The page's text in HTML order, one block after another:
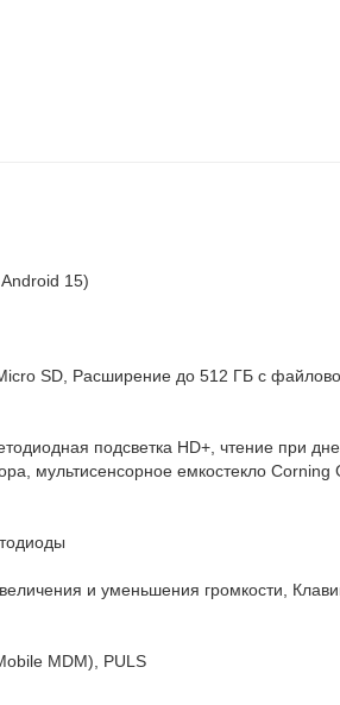
15)
SD, Расширение до 512 ГБ c
подсветка HD+, чтение при
мультисенсорное емкостекло Corning
и уменьшения громкости,
MDM), PULS